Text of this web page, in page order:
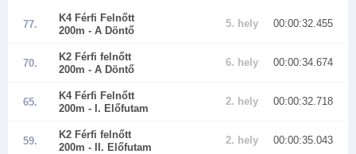
77.
K4 Férfi Felnőtt
200m - A Döntő
5. hely 00:00:32.455
70.
K2 Férfi felnőtt
200m - A Döntő
6. hely 00:00:34.674
65.
K4 Férfi Felnőtt
200m - I. Előfutam
2. hely 00:00:32.718
59.
K2 Férfi felnőtt
200m - II. Előfutam
2. hely 00:00:35.043